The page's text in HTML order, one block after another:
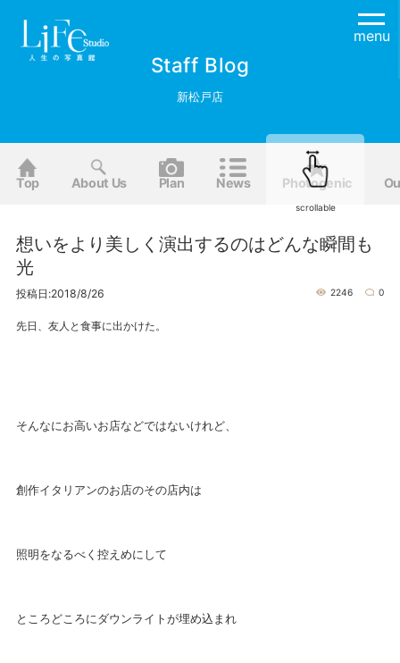
menu
Staff Blog
新松戸店
Top About Us Plan News Photogenic
scrollable
想いをより美しく演出するのはどんな瞬間も
光
投稿日:2018/8/26 2246 0
先日、友人と食事に出かけた。
そんなにお高いお店などではないけれど、
創作イタリアンのお店のその店内は
照明をなるべく控えめにして
ところどころにダウンライトが埋め込まれ